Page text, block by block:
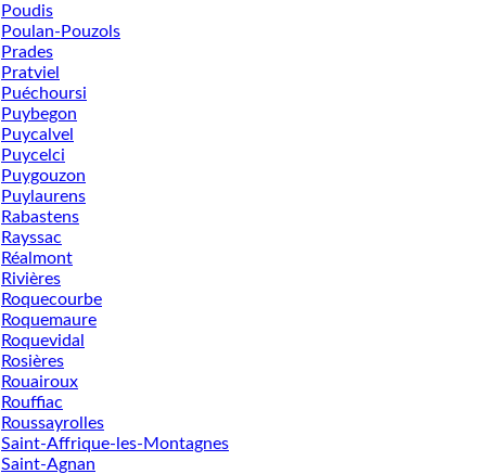
Poudis
Poulan-Pouzols
Prades
Pratviel
Puéchoursi
Puybegon
Puycalvel
Puycelci
Puygouzon
Puylaurens
Rabastens
Rayssac
Réalmont
Rivières
Roquecourbe
Roquemaure
Roquevidal
Rosières
Rouairoux
Rouffiac
Roussayrolles
Saint-Affrique-les-Montagnes
Saint-Agnan